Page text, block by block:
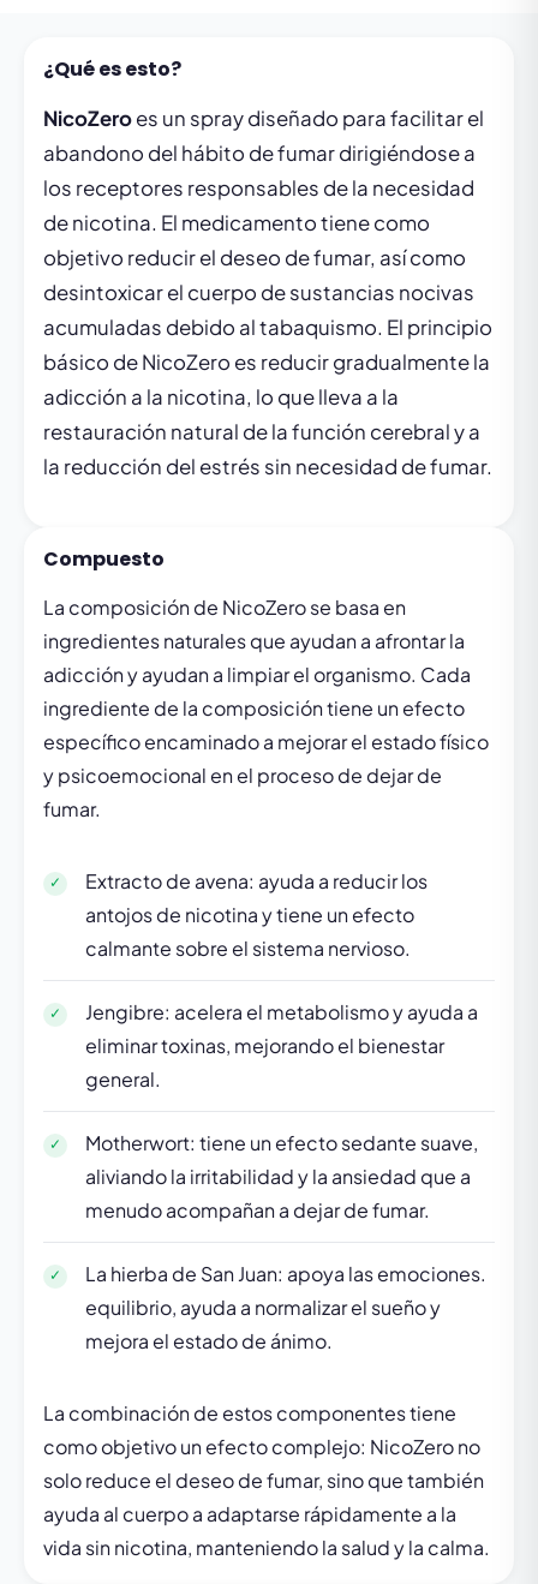
¿Qué es esto?
NicoZeroes un spray diseñado para facilitar el
abandono del hábito de fumar dirigiéndose a
los receptores responsables de la necesidad
de nicotina. El medicamento tiene como
objetivo reducir el deseo de fumar, así como
desintoxicar el cuerpo de sustancias nocivas
acumuladas debido al tabaquismo. El principio
básico de NicoZero es reducir gradualmente la
adicción a la nicotina, lo que lleva a la
restauración natural de la función cerebral y a
la reducción del estrés sin necesidad de fumar.
Compuesto
La composición de NicoZero se basa en
ingredientes naturales que ayudan a afrontar la
adicción y ayudan a limpiar el organismo. Cada
ingrediente de la composición tiene un efecto
específico encaminado a mejorar el estado físico
y psicoemocional en el proceso de dejar de
fumar.
Extracto de avena: ayuda a reducir los
antojos de nicotina y tiene un efecto
calmante sobre el sistema nervioso.
Jengibre: acelera el metabolismo y ayuda a
eliminar toxinas, mejorando el bienestar
general.
Motherwort: tiene un efecto sedante suave,
aliviando la irritabilidad y la ansiedad que a
menudo acompañan a dejar de fumar.
La hierba de San Juan: apoya las emociones.
equilibrio, ayuda a normalizar el sueño y
mejora el estado de ánimo.
La combinación de estos componentes tiene
como objetivo un efecto complejo: NicoZero no
solo reduce el deseo de fumar, sino que también
ayuda al cuerpo a adaptarse rápidamente a la
vida sin nicotina, manteniendo la salud y la calma.